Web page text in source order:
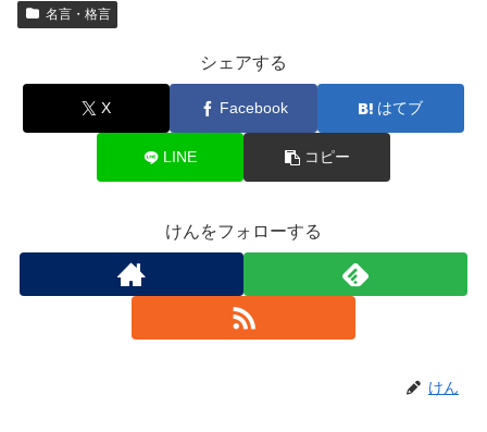
名言・格言
シェアする
X Facebook はてブ
LINE コピー
けんをフォローする
けん